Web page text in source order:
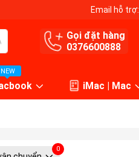
Email hỗ trợ:
Gọi đặt hàng
0376600888
NEW
iMac | Mac
0